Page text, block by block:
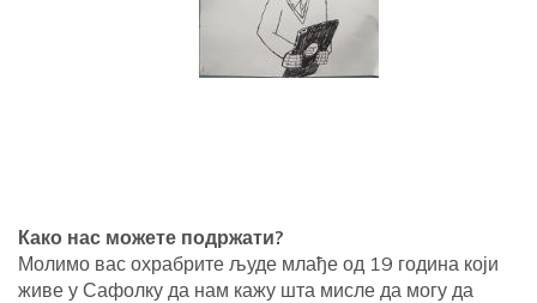
Како нас можете подржати?
Молимо вас охрабрите људе млађе од 19 година који
живе у Сафолку да нам кажу шта мисле да могу да